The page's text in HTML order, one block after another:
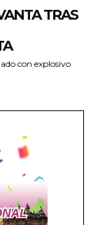
TRAS
con explosivo